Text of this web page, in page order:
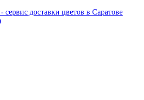
доставки цветов в Саратове